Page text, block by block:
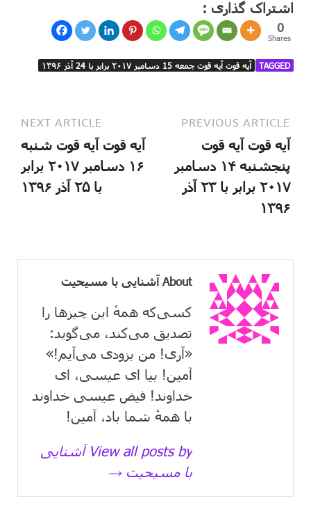
اشتراک گذاری :
0
Shares
TAGGED آیه قوت آیه قوت جمعه 15 دسامبر ۲۰۱۷ برابر با 24 آذر ۱۳۹۶
PREVIOUS ARTICLE
آیه قوت آیه قوت
پنجشنبه ۱۴ دسامبر
۲۰۱۷ برابر با ۲۳ آذر
۱۳۹۶
NEXT ARTICLE
آیه قوت آیه قوت شنبه
۱۶ دسامبر ۲۰۱۷ برابر
با ۲۵ آذر ۱۳۹۶
About آشنایی با مسیحیت
کسی‌که همهٔ این چیزها را
تصدیق می‌كند، می‌گوید:
«آری! من بزودی می‌آیم!»
آمین! بیا ای عیسی، ای
خداوند! فیض عیسی خداوند
با همهٔ شما باد، آمین!
View all posts by آشنایی
با مسیحیت →